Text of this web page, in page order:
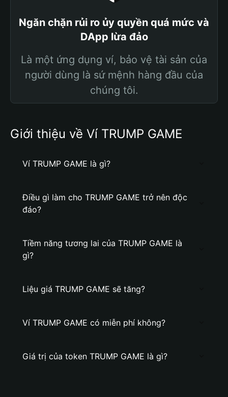
Ngăn chặn rủi ro ủy quyền quá mức và
DApp lừa đảo
Là một ứng dụng ví, bảo vệ tài sản của
người dùng là sứ mệnh hàng đầu của
chúng tôi.
Giới thiệu về Ví TRUMP GAME
Ví TRUMP GAME là gì?
Điều gì làm cho TRUMP GAME trở nên độc
đáo?
Tiềm năng tương lai của TRUMP GAME là
gì?
Liệu giá TRUMP GAME sẽ tăng?
Ví TRUMP GAME có miễn phí không?
Giá trị của token TRUMP GAME là gì?